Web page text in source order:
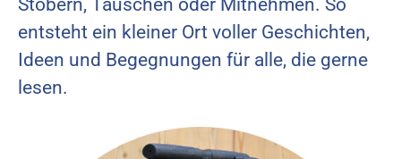
entsteht ein kleiner Ort voller Geschichten,
Ideen und Begegnungen für alle, die gerne
lesen.